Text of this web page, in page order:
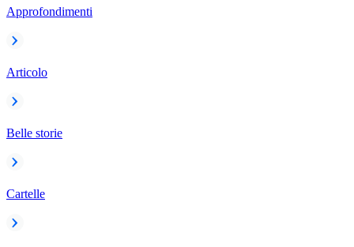
Approfondimenti
Articolo
Belle storie
Cartelle